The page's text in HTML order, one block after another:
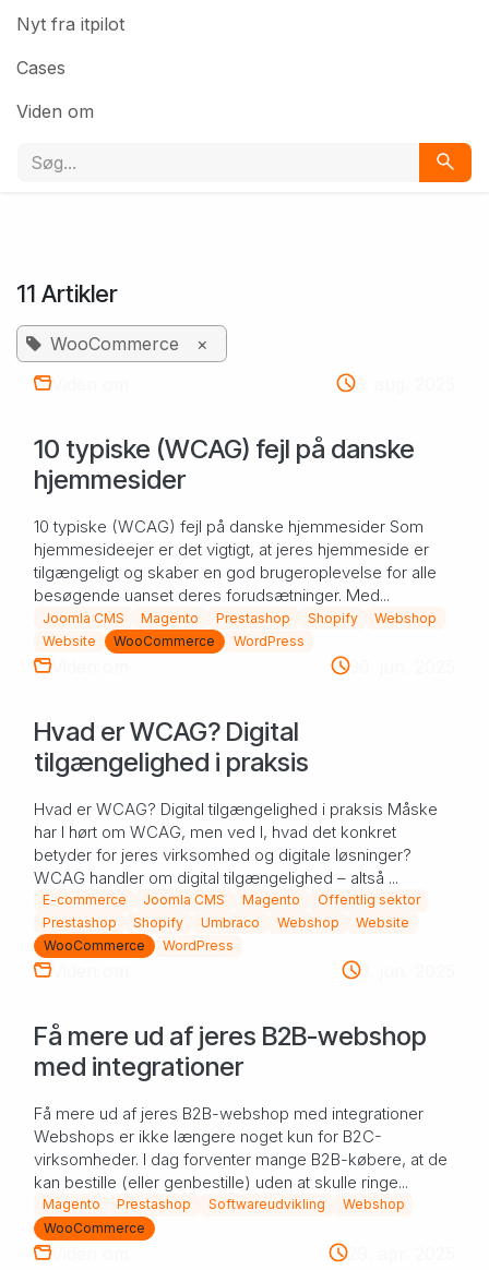
Nyt fra itpilot
Cases
Viden om
11 Artikler
WooCommerce
×
Viden om
6. aug. 2025
10 typiske (WCAG) fejl på danske
hjemmesider
10 typiske (WCAG) fejl på danske hjemmesider Som
hjemmesideejer er det vigtigt, at jeres hjemmeside er
tilgængeligt og skaber en god brugeroplevelse for alle
besøgende uanset deres forudsætninger. Med...
Joomla CMS Magento Prestashop Shopify
Webshop
Website
WooCommerce WordPress
Viden om 30. jun. 2025
Hvad er WCAG? Digital
tilgængelighed i praksis
Hvad er WCAG? Digital tilgængelighed i praksis Måske
har I hørt om WCAG, men ved I, hvad det konkret
betyder for jeres virksomhed og digitale løsninger?
WCAG handler om digital tilgængelighed – altså ...
E-commerce Joomla CMS Magento
Offentlig sektor
Prestashop
Shopify Umbraco Webshop
Website
WooCommerce
WordPress
Viden om 3. jun. 2025
Få mere ud af jeres B2B-webshop
med integrationer
Få mere ud af jeres B2B-webshop med integrationer
Webshops er ikke længere noget kun for B2C-
virksomheder. I dag forventer mange B2B-købere, at de
kan bestille (eller genbestille) uden at skulle ringe...
Magento Prestashop Softwareudvikling
Webshop
WooCommerce
Viden om 29. apr. 2025